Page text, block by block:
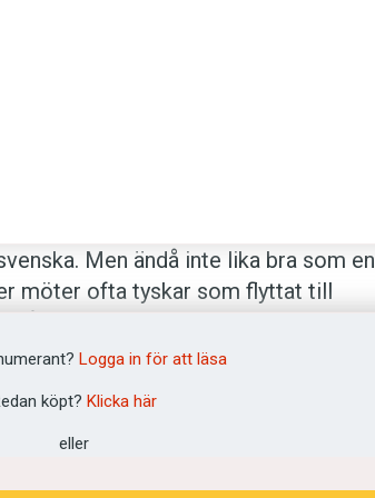
Men ändå inte lika bra som en
möter ofta tyskar som flyttat till
andra som har tyskt ursprung.
univer­sitet, skildrar i sin
svenskan. Hon konstaterar att det i
Logga in för att läsa
köpt? Klicka här
eller